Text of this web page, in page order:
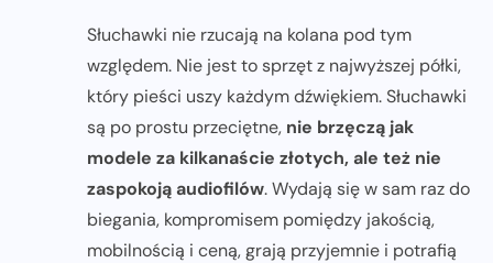
Słuchawki nie rzucają na kolana pod tym
względem. Nie jest to sprzęt z najwyższej półki,
który pieści uszy każdym dźwiękiem. Słuchawki
są po prostu przeciętne, nie brzęczą jak
modele za kilkanaście złotych, ale też nie
zaspokoją audiofilów. Wydają się w sam raz do
biegania, kompromisem pomiędzy jakością,
mobilnością i ceną, grają przyjemnie i potrafią